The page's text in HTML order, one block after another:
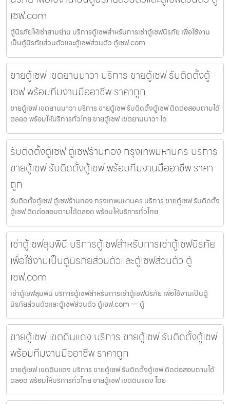
เซฟ.com
ตู้นิรภัยให้เช่าสามย่าน บริการตู้เซฟสำหรับการเช่าตู้เซฟนิรภัย เพื่อใช้งาน
เป็นตู้นิรภัยส่วนตัวและตู้เซฟส่วนตัว ตู้เซฟ.com
ขายตู้เซฟ เขตยานนาวา บริการ ขายตู้เซฟ รับติดตั้งตู้
เซฟ พร้อมทีมงานมืออาชีพ ราคาถูก
ขายตู้เซฟ เขตยานนาวา บริการ ขายตู้เซฟ รับติดตั้งตู้เซฟ ติดต่อสอบถามได้
ตลอด พร้อมให้บริการทั่วไทย ขายตู้เซฟ เขตยานนาวา โด
รับติดตั้งตู้เซฟ ตู้เซฟร้านทอง กรุงเทพมหานคร บริการ
ขายตู้เซฟ รับติดตั้งตู้เซฟ พร้อมทีมงานมืออาชีพ ราคา
ถูก
รับติดตั้งตู้เซฟ ตู้เซฟร้านทอง กรุงเทพมหานคร บริการ ขายตู้เซฟ รับติดตั้ง
ตู้เซฟ ติดต่อสอบถามได้ตลอด พร้อมให้บริการทั่วไทย
เช่าตู้เซฟลุมพินี บริการตู้เซฟสำหรับการเช่าตู้เซฟนิรภัย
เพื่อใช้งานเป็นตู้นิรภัยส่วนตัวและตู้เซฟส่วนตัว ตู้
เซฟ.com
เช่าตู้เซฟลุมพินี บริการตู้เซฟสำหรับการเช่าตู้เซฟนิรภัย เพื่อใช้งานเป็นตู้
นิรภัยส่วนตัวและตู้เซฟส่วนตัว ตู้เซฟ.com — ตู้
ขายตู้เซฟ เขตดินแดง บริการ ขายตู้เซฟ รับติดตั้งตู้เซฟ
พร้อมทีมงานมืออาชีพ ราคาถูก
ขายตู้เซฟ เขตดินแดง บริการ ขายตู้เซฟ รับติดตั้งตู้เซฟ ติดต่อสอบถามได้
ตลอด พร้อมให้บริการทั่วไทย ขายตู้เซฟ เขตดินแดง โดย